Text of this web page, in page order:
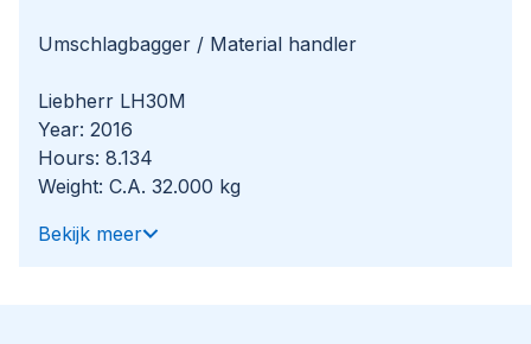
Umschlagbagger / Material handler
Liebherr LH30M
Year: 2016
Hours: 8.134
Weight: C.A. 32.000 kg
Engine and transmission:
Bekijk meer